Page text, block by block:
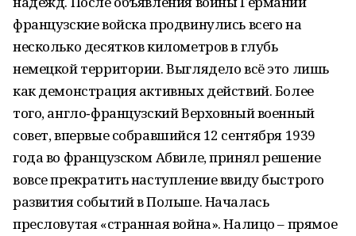
французские войска продвинулись всего на
несколько десятков километров в глубь
немецкой территории. Выглядело всё это лишь
как демонстрация активных действий. Более
того, англо‑французский Верховный военный
совет, впервые собравшийся 12 сентября 1939
года во французском Абвиле, принял решение
вовсе прекратить наступление ввиду быстрого
развития событий в Польше. Началась
пресловутая «странная война». Налицо – прямое